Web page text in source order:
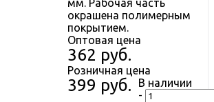
мм. Рабочая часть
окрашена полимерным
покрытием.
Оптовая цена
362 руб.
Розничная цена
399 руб.
В наличии
-